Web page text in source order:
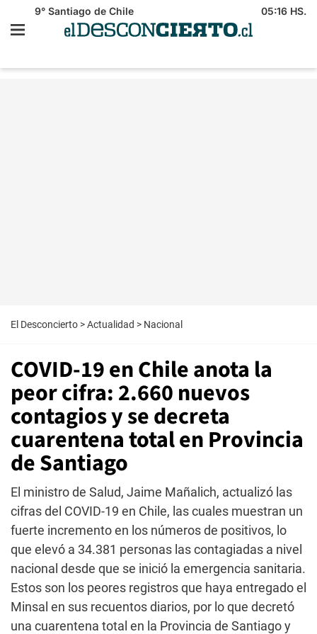
9° Santiago de Chile 05:16 HS.
El Desconcierto >Actualidad > Nacional
COVID-19 en Chile anota la
peor cifra: 2.660 nuevos
contagios y se decreta
cuarentena total en Provincia
de Santiago
El ministro de Salud, Jaime Mañalich, actualizó las
cifras del COVID-19 en Chile, las cuales muestran un
fuerte incremento en los números de positivos, lo
que elevó a 34.381 personas las contagiadas a nivel
nacional desde que se inició la emergencia sanitaria.
Estos son los peores registros que haya entregado el
Minsal en sus recuentos diarios, por lo que decretó
una cuarentena total en la Provincia de Santiago y